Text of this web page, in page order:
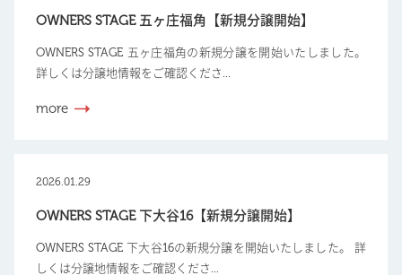
OWNERS STAGE 五ヶ庄福角【新規分譲開始】
OWNERS STAGE 五ヶ庄福角の新規分譲を開始いたしました。
詳しくは分譲地情報をご確認くださ...
more
2026.01.29
OWNERS STAGE 下大谷16【新規分譲開始】
OWNERS STAGE 下大谷16の新規分譲を開始いたしました。 詳
しくは分譲地情報をご確認くださ...